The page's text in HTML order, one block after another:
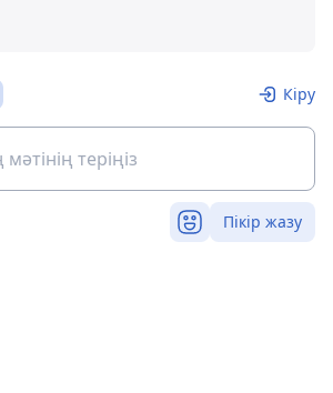
Кіру
Пікір жазу